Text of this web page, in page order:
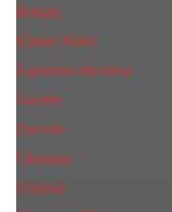
Bvlgari
Calvin Klein
Carolina Herrera
Cartier
Cerruti
Сliniquе
Chanel